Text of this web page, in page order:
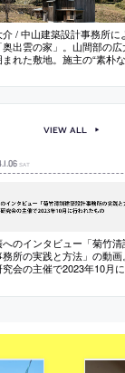
/ 中山建築設計事務所に
出雲の家」。山間部の広
れた敷地。施主の“素朴
くに建つ“農小屋”の様な
選定し形を与える
.1 06 SAT
へのインタビュー「菊竹清
所の実践と方法」の動画
会の主催で2023年10月
VIEW ALL